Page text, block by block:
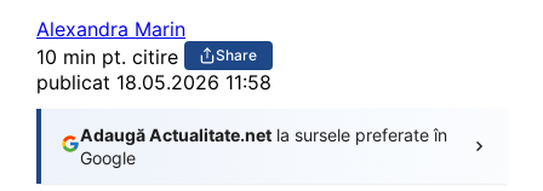
Alexandra Marin
10 min pt. citire
Share
publicat 18.05.2026 11:58
Adaugă Actualitate.net la sursele preferate în
Google